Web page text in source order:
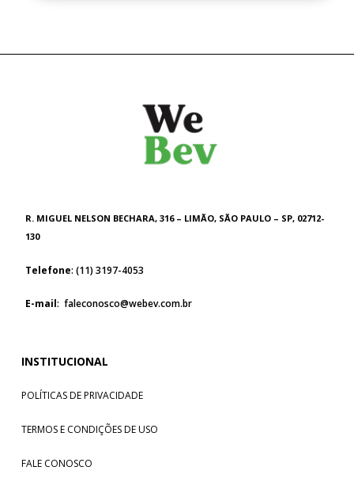
R. MIGUEL NELSON BECHARA, 316 – LIMÃO, SÃO PAULO – SP, 02712-
130
Telefone: (11) 3197-4053
E-mail: faleconosco@webev.com.br
INSTITUCIONAL
POLÍTICAS DE PRIVACIDADE
TERMOS E CONDIÇÕES DE USO
FALE CONOSCO